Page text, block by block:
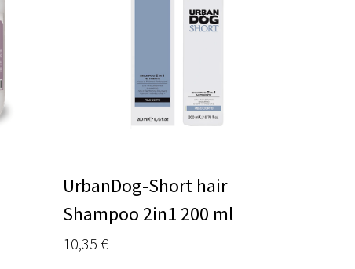
UrbanDog-Short hair
Shampoo 2in1 200 ml
10,35 €